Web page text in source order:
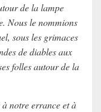
de la lampe
Nous le nommions
sous les grimaces
de diables aux
folles autour de la
notre errance et à